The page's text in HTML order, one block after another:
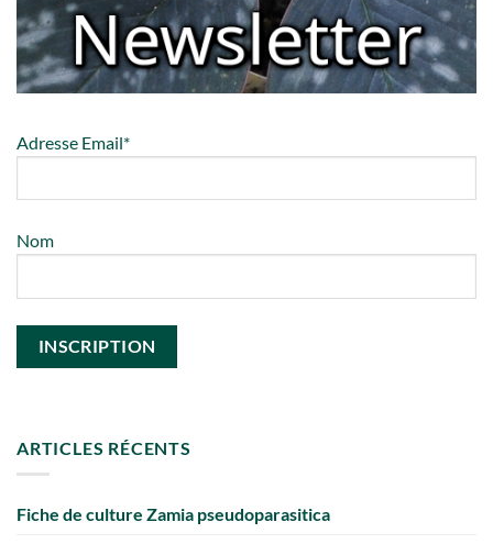
Adresse Email*
Nom
ARTICLES RÉCENTS
Fiche de culture Zamia pseudoparasitica